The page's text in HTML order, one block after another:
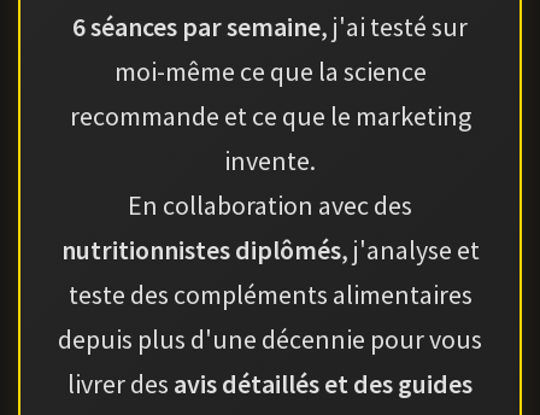
6 séances par semaine, j'ai testé sur
moi-même ce que la science
recommande et ce que le marketing
invente.
En collaboration avec des
nutritionnistes diplômés, j'analyse et
teste des compléments alimentaires
depuis plus d'une décennie pour vous
livrer des avis détaillés et des guides